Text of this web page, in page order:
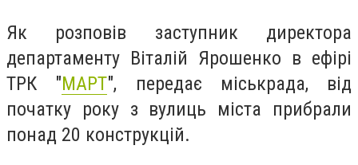
Як розповів заступник директора
департаменту Віталій Ярошенко в ефірі
ТРК "МАРТ", передає міськрада, від
початку року з вулиць міста прибрали
понад 20 конструкцій.